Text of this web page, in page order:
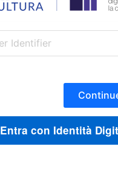
Entra con Identità